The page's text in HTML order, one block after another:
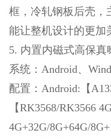
框，冷轧钢板后壳，
能让整机设计的更加
5. 内置内磁式高保真
系统：Android、
配置：Android:【
【RK3568/RK3566
4G+32G/8G+64G/